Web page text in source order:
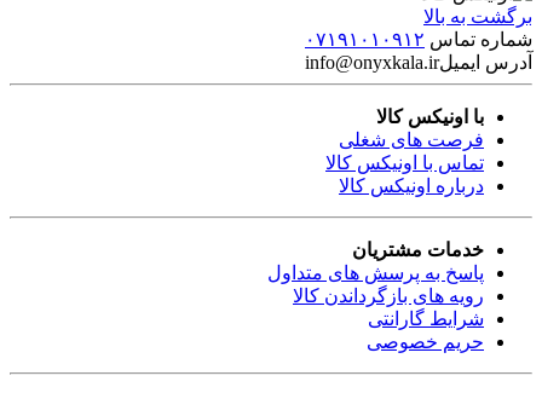
برگشت به بالا
شماره تماس ۰۷۱۹۱۰۱۰۹۱۲
آدرس ایمیلinfo@onyxkala.ir
با اونیکس کالا
فرصت های شغلی
تماس با اونیکس کالا
درباره اونیکس کالا
خدمات مشتریان
پاسخ به پرسش های متداول
رویه های بازگرداندن کالا
شرایط گارانتی
حریم خصوصی